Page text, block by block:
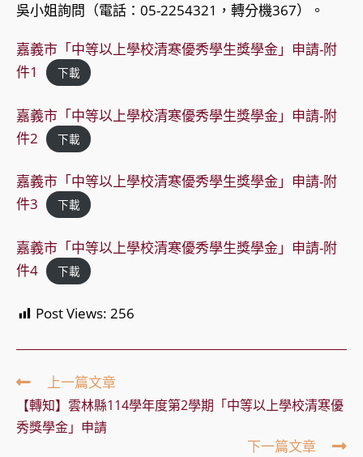
吳小姐詢問（電話：05-2254321，轉分機367）。
嘉義市「中等以上學校清寒優秀學生獎學金」申請-附
件1
下載
嘉義市「中等以上學校清寒優秀學生獎學金」申請-附
件2
下載
嘉義市「中等以上學校清寒優秀學生獎學金」申請-附
件3
下載
嘉義市「中等以上學校清寒優秀學生獎學金」申請-附
件4
下載
Post Views: 256
Read
more
articles
上一篇文章
【轉知】雲林縣114學年度第2學期「中等以上學校清寒優
秀獎學金」申請
下一篇文章